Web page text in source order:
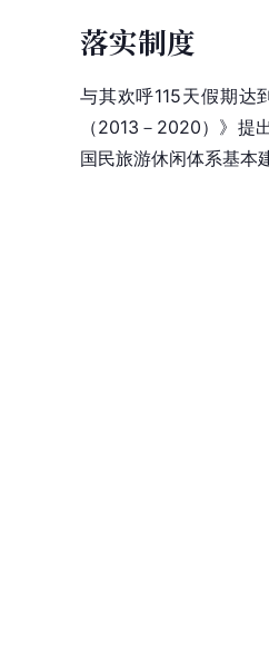
落实制度
与其欢呼115天假期达
（2013－2020）》提
国民旅游休闲体系基本